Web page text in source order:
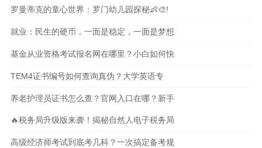
罗曼蒂克的童心世界：罗门幼儿园探秘👶🎨!
就业：民生的硬币，一面是稳定，一面是梦想
基金从业资格考试报名网在哪里？小白如何快
TEM4证书编号如何查询真伪？大学英语专
养老护理员证书怎么查？官网入口在哪？新手
🔥税务局升级版来袭！揭秘自然人电子税务局
高级经济师考试到底考几科？一次搞定备考规